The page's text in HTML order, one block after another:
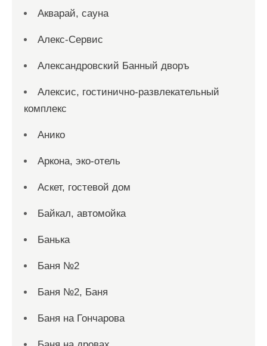
Акварай, сауна
Алекс-Сервис
Александровский Банный дворъ
Алексис, гостинично-развлекательный
комплекс
Анико
Аркона, эко-отель
Аскет, гостевой дом
Байкал, автомойка
Банька
Баня №2
Баня №2, Баня
Баня на Гончарова